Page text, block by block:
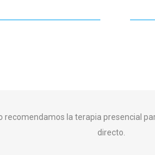
recomendamos la terapia presencial
directo.